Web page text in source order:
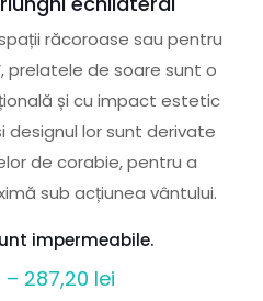
răcoroase sau pentru
prelatele de soare sunt o
și cu impact estetic
designul lor sunt derivate
de corabie, pentru a
sub acțiunea vântului.
impermeabile.
– 287,20 leiInterval